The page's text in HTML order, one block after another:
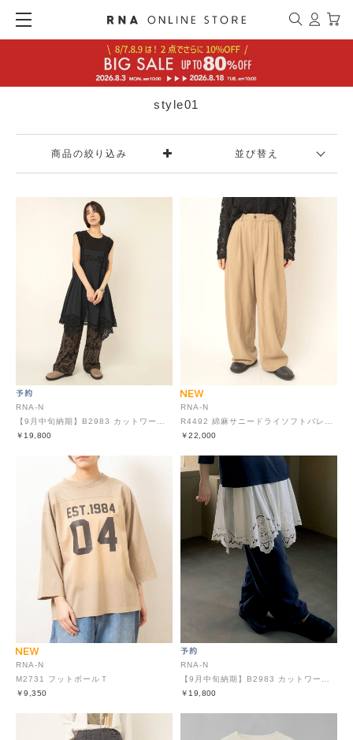
style01
商品の絞り込み 並び替え
RNA-N
￥19,800
RNA-N
￥22,000
RNA-N
M2731 フットボールＴ
￥9,350
RNA-N
【9月中旬納期】B2983 カットワークレースキャミソールブラウス
￥19,800